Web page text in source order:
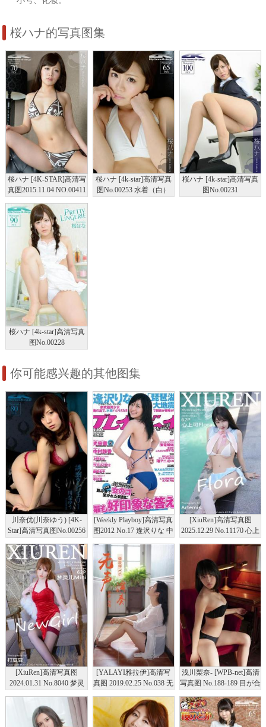
桜ハナ的写真图集
桜ハナ [4K-STAR]高清写
真图2015.11.04 NO.00411
桜ハナ [4k-star]高清写真
图No.00253 水着（白）
桜ハナ [4k-star]高清写真
图No.00231
桜ハナ [4k-star]高清写真
图No.00228
你可能感兴趣的其他图集
川奈优(川奈ゆう) [4K-
Star]高清写真图No.00256
[Weekly Playboy]高清写真
图2012 No.17 逢沢りな 中
な 光宗薫 吉沢明歩
[XiuRen]高清写真图
2025.12.29 No.11170 心上
[XiuRen]高清写真图
2024.01.31 No.8040 梦灵
[YALAYI雅拉伊]高清写
真图 2019.02.25 No.038 无
浅川梨奈- [WPB-net]高清
写真图 No.188-189 目が合